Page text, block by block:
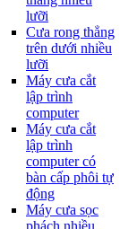
lưỡi
Cưa rong thẳng
trên dưới nhiều
lưỡi
Máy cưa cắt
lập trình
computer
Máy cưa cắt
lập trình
computer có
bàn cấp phôi tự
động
Máy cưa sọc
phách nhiều